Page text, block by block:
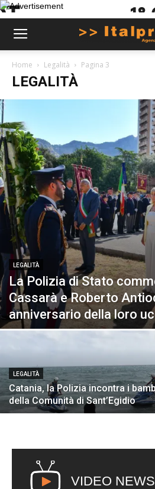
Home Legalità Pagina 3
LEGALITÀ
LEGALITÀ
La Polizia di Stato
Cassarà e Roberto
anniversario della loro
LEGALITÀ
Catania, la Polizia incontra i
della Comunità di Sant’Egidio
VIDEO NEWS